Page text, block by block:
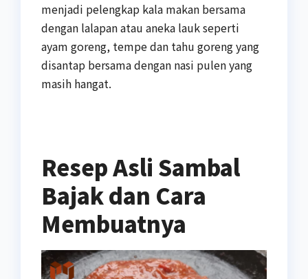
menjadi pelengkap kala makan bersama
dengan lalapan atau aneka lauk seperti
ayam goreng, tempe dan tahu goreng yang
disantap bersama dengan nasi pulen yang
masih hangat.
Resep Asli Sambal
Bajak dan Cara
Membuatnya